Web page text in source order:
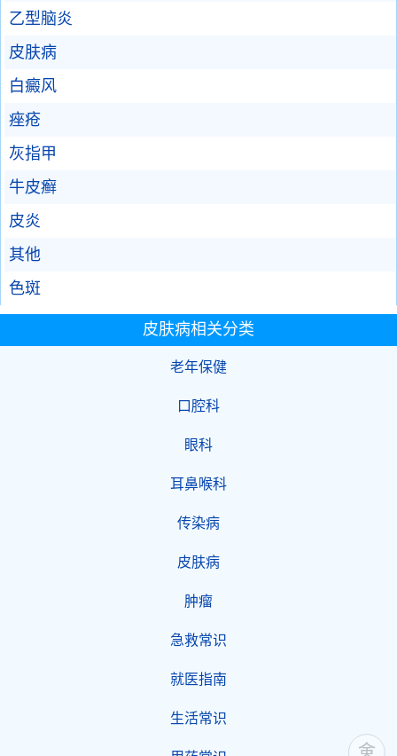
乙型脑炎
皮肤病
白癜风
痤疮
灰指甲
牛皮癣
皮炎
其他
色斑
皮肤病相关分类
老年保健
口腔科
眼科
耳鼻喉科
传染病
皮肤病
肿瘤
急救常识
就医指南
生活常识